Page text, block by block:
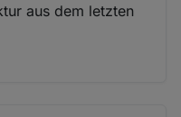
aus dem letzten